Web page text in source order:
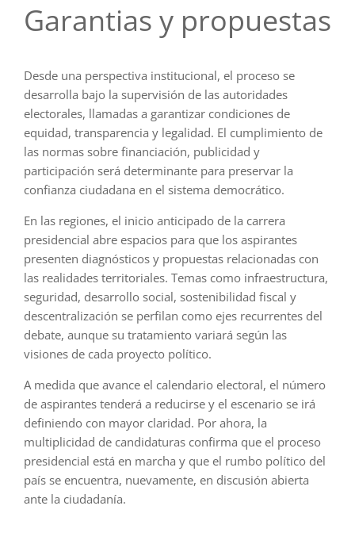
Garantias y propuestas
Desde una perspectiva institucional, el proceso se
desarrolla bajo la supervisión de las autoridades
electorales, llamadas a garantizar condiciones de
equidad, transparencia y legalidad. El cumplimiento de
las normas sobre financiación, publicidad y
participación será determinante para preservar la
confianza ciudadana en el sistema democrático.
En las regiones, el inicio anticipado de la carrera
presidencial abre espacios para que los aspirantes
presenten diagnósticos y propuestas relacionadas con
las realidades territoriales. Temas como infraestructura,
seguridad, desarrollo social, sostenibilidad fiscal y
descentralización se perfilan como ejes recurrentes del
debate, aunque su tratamiento variará según las
visiones de cada proyecto político.
A medida que avance el calendario electoral, el número
de aspirantes tenderá a reducirse y el escenario se irá
definiendo con mayor claridad. Por ahora, la
multiplicidad de candidaturas confirma que el proceso
presidencial está en marcha y que el rumbo político del
país se encuentra, nuevamente, en discusión abierta
ante la ciudadanía.